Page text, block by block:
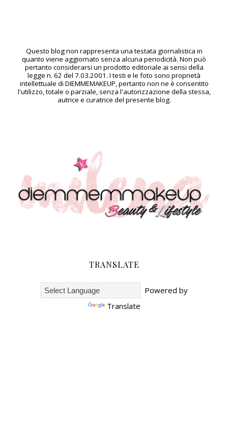
Questo blog non rappresenta una testata giornalistica in
quanto viene aggiornato senza alcuna periodicità. Non può
pertanto considerarsi un prodotto editoriale ai sensi della
legge n. 62 del 7.03.2001. I testi e le foto sono proprietà
intellettuale di DIEMMEMAKEUP, pertanto non ne è consentito
l'utilizzo, totale o parziale, senza l'autorizzazione della stessa,
autrice e curatrice del presente blog.
TRANSLATE
Powered by
Translate